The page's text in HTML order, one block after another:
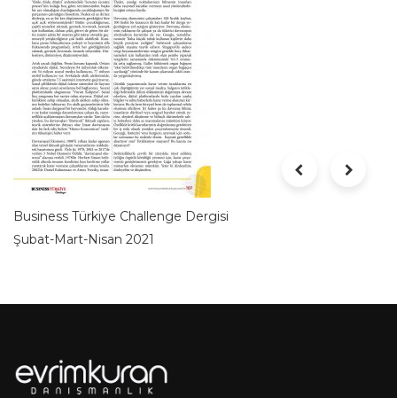
Business Türkiye Challenge Dergisi
Şubat-Mart-Nisan 2021